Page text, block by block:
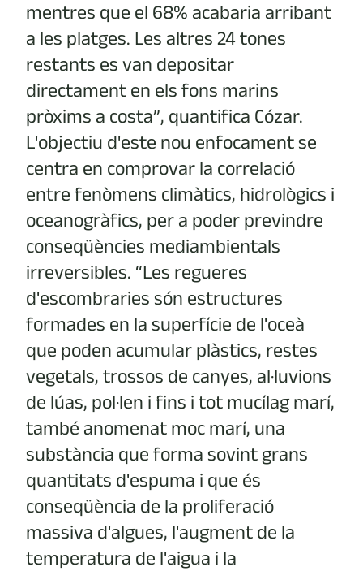
mentres que el 68% acabaria arribant
a les platges. Les altres 24 tones
restants es van depositar
directament en els fons marins
pròxims a costa”, quantifica Cózar.
L'objectiu d'este nou enfocament se
centra en comprovar la correlació
entre fenòmens climàtics, hidrològics i
oceanogràfics, per a poder previndre
conseqüències mediambientals
irreversibles. “Les regueres
d'escombraries són estructures
formades en la superfície de l'oceà
que poden acumular plàstics, restes
vegetals, trossos de canyes, al·luvions
de lúas, pol·len i fins i tot mucílag marí,
també anomenat moc marí, una
substància que forma sovint grans
quantitats d'espuma i que és
conseqüència de la proliferació
massiva d'algues, l'augment de la
temperatura de l'aigua i la